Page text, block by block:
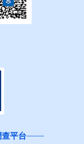
平台